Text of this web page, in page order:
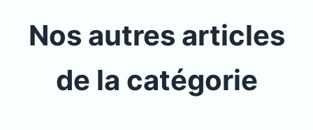
Nos autres articles
de la catégorie